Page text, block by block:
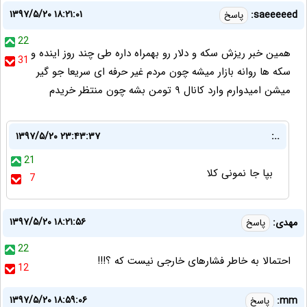
saeeeeed: پاسخ
۱۳۹۷/۵/۲۰ ۱۸:۲۱:۰۱
22
31 همین خبر ریزش سکه و دلار رو بهمراه داره طی چند روز اینده و
سکه ها روانه بازار میشه چون مردم غیر حرفه ای سریعا جو گیر
میشن امیدوارم وارد کانال ۹ تومن بشه چون منتظر خریدم
..:
۱۳۹۷/۵/۲۰ ۲۳:۴۳:۳۷
21
7
بپا جا نمونی کلا
مهدی: پاسخ
۱۳۹۷/۵/۲۰ ۱۸:۲۱:۵۶
22
12
احتمالا به خاطر فشارهای خارجی نیست که ؟!!!
mm: پاسخ ۱۳۹۷/۵/۲۰ ۱۸:۵۹:۰۶